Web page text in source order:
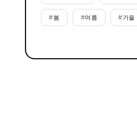
#봄 #여름 #가을